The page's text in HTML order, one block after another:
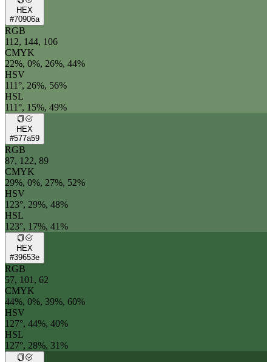
HEX
#70906a
RGB
112, 144, 106
CMYK
22%, 0%, 26%, 44%
HSV
111°, 26%, 56%
HSL
111°, 15%, 49%
HEX
#577a59
RGB
87, 122, 89
CMYK
29%, 0%, 27%, 52%
HSV
123°, 29%, 48%
HSL
123°, 17%, 41%
HEX
#39653e
RGB
57, 101, 62
CMYK
44%, 0%, 39%, 60%
HSV
127°, 44%, 40%
HSL
127°, 28%, 31%